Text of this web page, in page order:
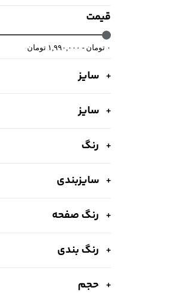
قیمت
۰ تومان - ۱,۹۹۰,۰۰۰ تومان
سایز
سایز
رنگ
سایزبندی
رنگ صفحه
رنگ بندی
حجم